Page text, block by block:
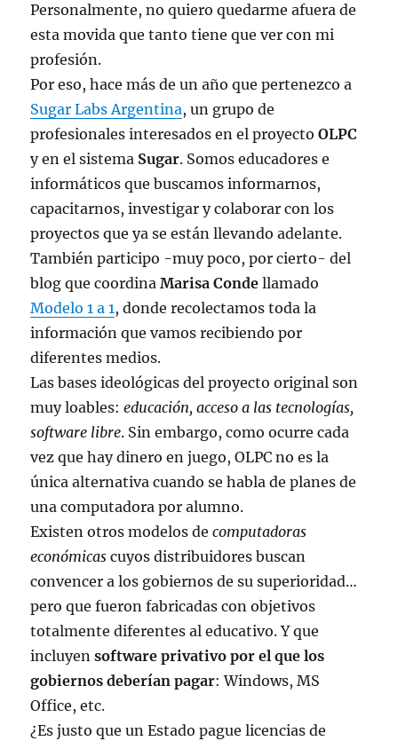
Personalmente, no quiero quedarme afuera de
esta movida que tanto tiene que ver con mi
profesión.
Por eso, hace más de un año que pertenezco a
Sugar Labs Argentina, un grupo de
profesionales interesados en el proyectoOLPC
y en el sistema Sugar. Somos educadores e
informáticos que buscamos informarnos,
capacitarnos, investigar y colaborar con los
proyectos que ya se están llevando adelante.
También participo -muy poco, por cierto- del
blog que coordinaMarisa Conde llamado
Modelo 1 a 1, donde recolectamos toda la
información que vamos recibiendo por
diferentes medios.
Las bases ideológicas del proyecto original son
muy loables:educación, acceso a las tecnologías,
software libre. Sin embargo, como ocurre cada
vez que hay dinero en juego, OLPC no es la
única alternativa cuando se habla de planes de
una computadora por alumno.
Existen otros modelos decomputadoras
económicas cuyos distribuidores buscan
convencer a los gobiernos de su superioridad…
pero que fueron fabricadas con objetivos
totalmente diferentes al educativo. Y que
incluyensoftware privativo por el que los
gobiernos deberían pagar: Windows, MS
Office, etc.
¿Es justo que un Estado pague licencias de